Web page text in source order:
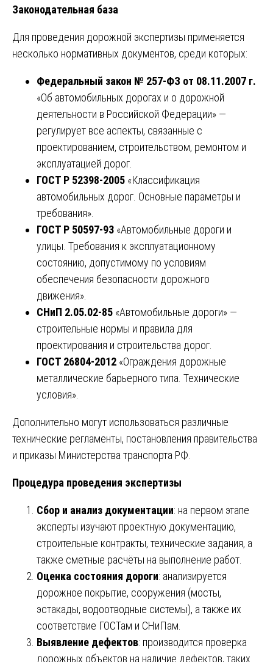
Законодательная база
Для проведения дорожной экспертизы применяется
несколько нормативных документов, среди которых:
Федеральный закон № 257-ФЗ от 08.11.2007 г.
«Об автомобильных дорогах и о дорожной
деятельности в Российской Федерации» —
регулирует все аспекты, связанные с
проектированием, строительством, ремонтом и
эксплуатацией дорог.
ГОСТ Р 52398-2005 «Классификация
автомобильных дорог. Основные параметры и
требования».
ГОСТ Р 50597-93 «Автомобильные дороги и
улицы. Требования к эксплуатационному
состоянию, допустимому по условиям
обеспечения безопасности дорожного
движения».
СНиП 2.05.02-85 «Автомобильные дороги» —
строительные нормы и правила для
проектирования и строительства дорог.
ГОСТ 26804-2012 «Ограждения дорожные
металлические барьерного типа. Технические
условия».
Дополнительно могут использоваться различные
технические регламенты, постановления правительства
и приказы Министерства транспорта РФ.
Процедура проведения экспертизы
Сбор и анализ документации: на первом этапе
эксперты изучают проектную документацию,
строительные контракты, технические задания, а
также сметные расчёты на выполнение работ.
Оценка состояния дороги: анализируется
дорожное покрытие, сооружения (мосты,
эстакады, водоотводные системы), а также их
соответствие ГОСТам и СНиПам.
Выявление дефектов: производится проверка
дорожных объектов на наличие дефектов, таких